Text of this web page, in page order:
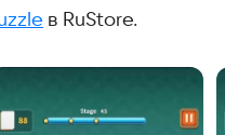
в RuStore.